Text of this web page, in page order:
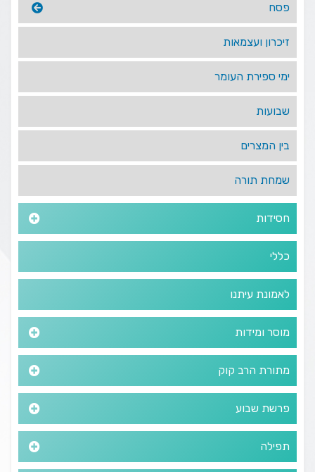
פסח
זיכרון ועצמאות
ימי ספירת העומר
שבועות
בין המצרים
שמחת תורה
חסידות
כללי
לאמונת עיתנו
מוסר ומידות
מתורת הרב קוק
פרשת שבוע
תפילה